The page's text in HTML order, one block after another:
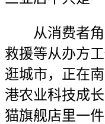
从消费者角
救援等从办方
逛城市，正在
港农业科技成
猫旗舰店里一